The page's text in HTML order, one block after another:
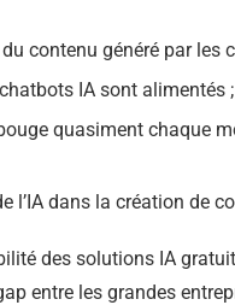
contenu généré par les
IA sont alimentés ;
quasiment chaque
l’IA dans la création de
des solutions IA
entre les grandes